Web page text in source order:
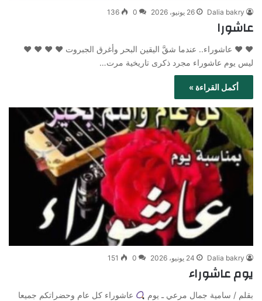
Dalia bakry 26 يونيو، 2026 0
136
عاشورا
♥️ ♥️ عاشوراء.. عندما شقَّ اليقين البحر وأغرق الجبروت ♥️ ♥️ ♥️ ♥️
ليس يوم عاشوراء مجرد ذكرى تاريخية مرت…
أكمل القراءة »
Dalia bakry 24 يونيو، 2026 0
151
يوم عاشوراء
بقلم / سامية جمال مرعي ـ يوم
عاشوراء كل عام وحضراتكم جميعا